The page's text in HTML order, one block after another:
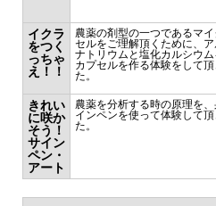
イクラ
をつく
っちゃ
え！！
農薬の剤型の一つであるマ
セルをご理解頂くために、
ナトリウムと塩化カルシウ
カプセルを作る体験をして頂
た。
きれい
に咲か
そう！
サイン
ペン・
アート
農薬を分析する時の原理を
インペンを使って体験して頂
た。